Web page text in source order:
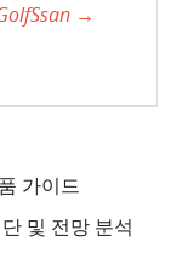
→
가이드
및 전망 분석